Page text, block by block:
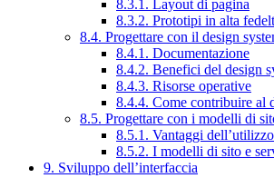
8.3.1. Layout di pagina
8.3.2. Prototipi in alta
8.4. Progettare con il design
8.4.1. Documentazione
8.4.2. Benefici del design
8.4.3. Risorse operative
8.4.4. Come contribuire al
8.5. Progettare con i modelli di
8.5.1. Vantaggi
8.5.2. I modelli di sito e
9. Sviluppo dell’interfaccia